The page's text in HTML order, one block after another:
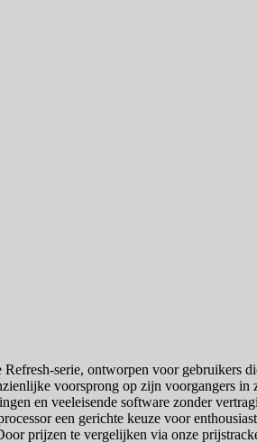
serie, ontworpen voor gebruikers
voorsprong op zijn voorgangers
en veeleisende software zonder
een gerichte keuze voor
prijzen te vergelijken via onze